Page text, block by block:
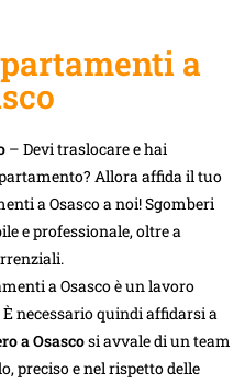
a
– Devi traslocare e hai
Allora affida il tuo
a Osasco a noi! Sgomberi
e professionale, oltre a
a Osasco è un lavoro
necessario quindi affidarsi a
a Osascosi avvale di un team
preciso e nel rispetto delle